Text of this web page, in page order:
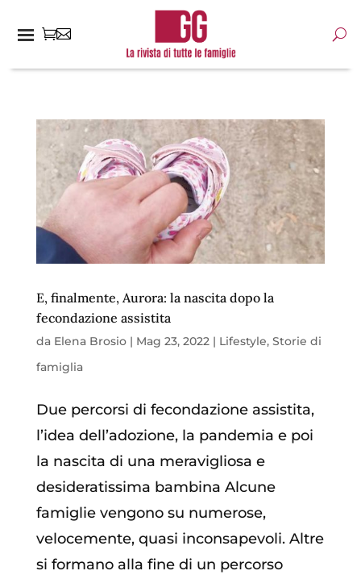
E, finalmente, Aurora: la nascita dopo la
fecondazione assistita
da Elena Brosio| Mag 23, 2022| Lifestyle, Storie di
famiglia
Due percorsi di fecondazione assistita,
l’idea dell’adozione, la pandemia e poi
la nascita di una meravigliosa e
desideratissima bambina Alcune
famiglie vengono su numerose,
velocemente, quasi inconsapevoli. Altre
si formano alla fine di un percorso